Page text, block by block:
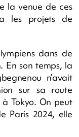
la venue de ces
les projets de
dans de
En son temps, la
n’avait
sur sa route
Tokyo. On peut
Paris 2024, elle